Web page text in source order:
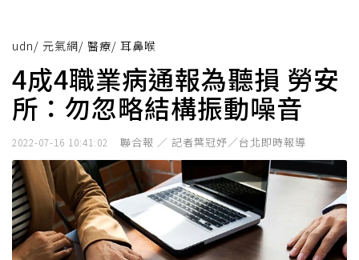
udn/ 元氣網/ 醫療/ 耳鼻喉
4成4職業病通報為聽損 勞安
所：勿忽略結構振動噪音
2022-07-16 10:41:02 聯合報 ／ 記者葉冠妤／台北即時報導